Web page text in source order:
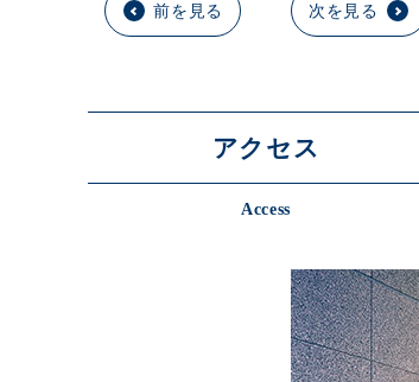
前を見る 次を見る
アクセス
Access